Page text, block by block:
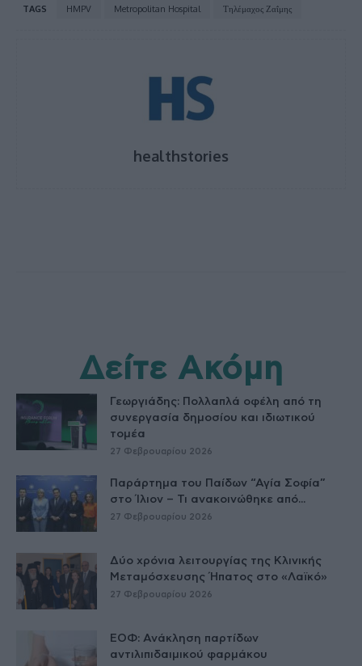
TAGS HMPV Metropolitan Hospital Τηλέμαχος Ζαΐμης
healthstories
Δείτε Ακόμη
Γεωργιάδης: Πολλαπλά οφέλη από τη
συνεργασία δημοσίου και ιδιωτικού
τομέα
27 Φεβρουαρίου 2026
Παράρτημα του Παίδων “Αγία Σοφία”
στο Ίλιον – Τι ανακοινώθηκε από...
27 Φεβρουαρίου 2026
Δύο χρόνια λειτουργίας της Κλινικής
Μεταμόσχευσης Ήπατος στο «Λαϊκό»
27 Φεβρουαρίου 2026
ΕΟΦ: Ανάκληση παρτίδων
αντιλιπιδαιμικού φαρμάκου